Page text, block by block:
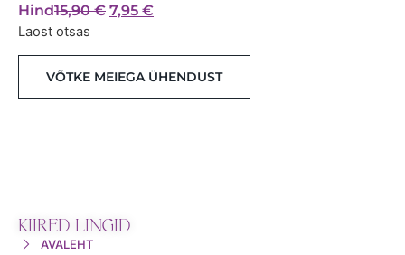
Hind15,90€ 7,95 €
Laost otsas
VÕTKE MEIEGA ÜHENDUST
KIIRED LINGID
AVALEHT